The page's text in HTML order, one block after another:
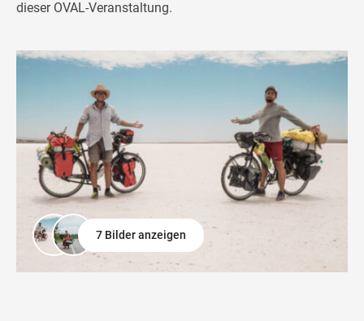
dieser OVAL-Veranstaltung.
7 Bilder anzeigen